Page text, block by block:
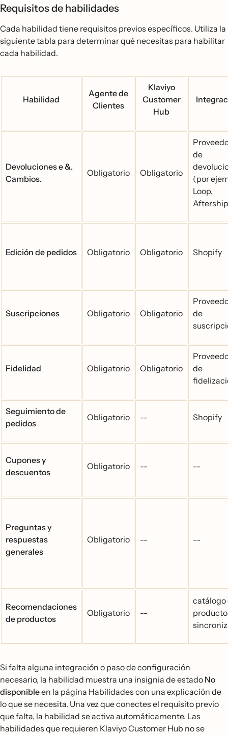
Requisitos de habilidades
Cada habilidad tiene requisitos previos específicos. Utiliza la
siguiente tabla para determinar qué necesitas para habilitar
cada habilidad.
Habilidad
Agente de
Clientes
Klaviyo
Customer
Hub
Devoluciones e &.
Cambios.
Obligatorio Obligatorio
de
(por
Loop,
Edición de pedidos Obligatorio Obligatorio Shopify
Suscripciones Obligatorio Obligatorio
de
Fidelidad Obligatorio Obligatorio
de
Seguimiento de
pedidos
Obligatorio -- Shopify
Cupones y
descuentos
Obligatorio -- --
Preguntas y
respuestas
generales
Obligatorio -- --
Recomendaciones
de productos
Obligatorio --
catálogo
Si falta alguna integración o paso de configuración
necesario, la habilidad muestra una insignia de estado No
disponibleen la página Habilidades con una explicación de
lo que se necesita. Una vez que conectes el requisito previo
que falta, la habilidad se activa automáticamente. Las
habilidades que requieren Klaviyo Customer Hub no se